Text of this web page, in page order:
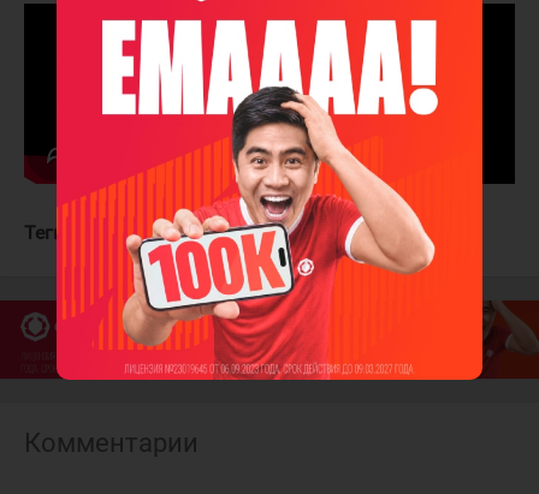
Теги: Анахайм Дакс Тампа-Бэй Лайтнинг
Комментарии